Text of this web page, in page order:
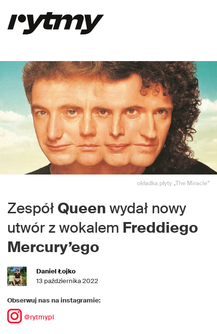
okładka płyty „The Miracle”
Zespół Queen wydał nowy
utwór z wokalem Freddiego
Mercury’ego
Daniel Łojko
13 października 2022
Obserwuj nas na instagramie:
@rytmypl